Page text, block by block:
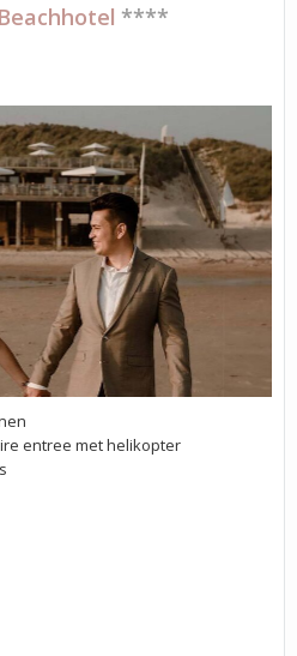
****
entree met helikopter